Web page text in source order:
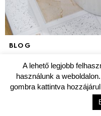
BLOG
Mogyorót
barátod!
A lehető legjobb
használunk a
gombra kattintva